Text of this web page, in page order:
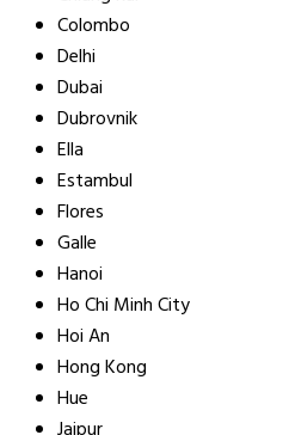
Colombo
Delhi
Dubai
Dubrovnik
Ella
Estambul
Flores
Galle
Hanoi
Ho Chi Minh City
Hoi An
Hong Kong
Hue